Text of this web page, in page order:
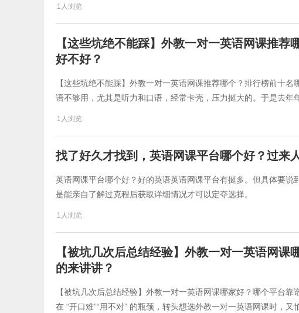
1人浏览
【这些坑绝不能踩】外教一对一英语网课推
好不好？
【这些坑绝不能踩】外教一对一英语网课推荐哪个？排行榜前十
语不够用，尤其是听力和口语，经常卡壳，压力挺大的。于是去年
1人浏览
找了好久才找到，英语网课平台哪个好？过来
英语网课平台哪个好？好的英语英语网课平台有挺多。但具体要
是能亲自了解过克程后获取详细情况才可以定夺选择。
1人浏览
【被坑几次后总结经验】外教一对一英语网
的来讲讲？
【被坑几次后总结经验】外教一对一英语网课哪家好？哪个平台
在 “开口难”“用不对” 的瓶颈，转头想选外教一对一英语网课时，